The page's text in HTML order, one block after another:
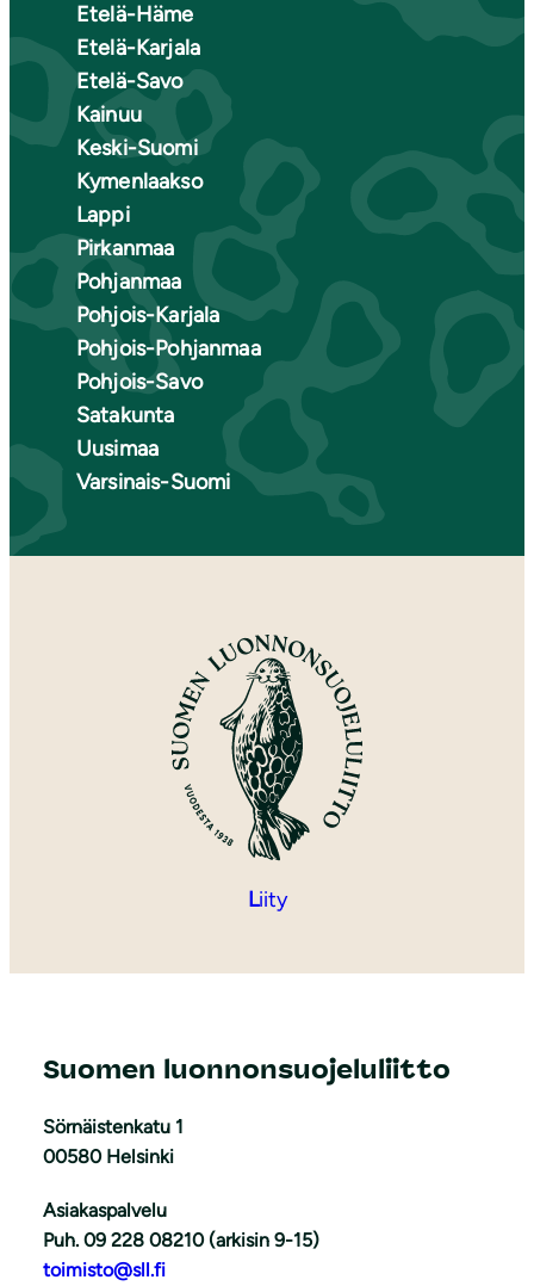
Etelä-Häme
Etelä-Karjala
Etelä-Savo
Kainuu
Keski-Suomi
Kymenlaakso
Lappi
Pirkanmaa
Pohjanmaa
Pohjois-Karjala
Pohjois-Pohjanmaa
Pohjois-Savo
Satakunta
Uusimaa
Varsinais-Suomi
Liity
Suomen luonnonsuojeluliitto
Sörnäistenkatu 1
00580 Helsinki
Asiakaspalvelu
Puh. 09 228 08210 (arkisin 9-15)
toimisto@sll.fi